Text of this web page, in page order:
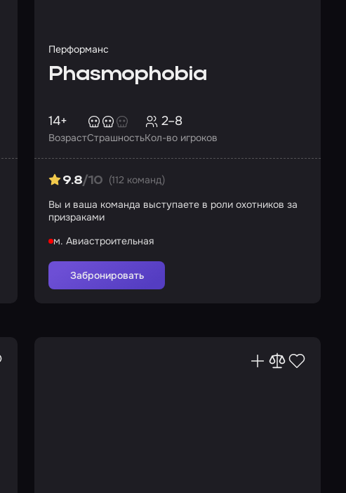
Перформанс
Phasmophobia
Возраст
14+
СтрашностьКол-во игроков
2–8
9.8/10 (112 команд)
Вы и ваша команда выступаете в роли охотников за
призраками
м. Авиастроительная
Забронировать